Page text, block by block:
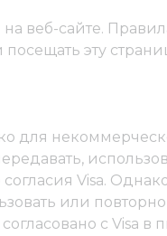
веб-сайте.
эту
для
Visa.
или повторно
с Visa в